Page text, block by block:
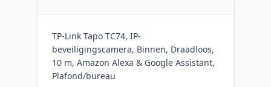
TP-Link Tapo TC74, IP-
beveiligingscamera, Binnen, Draadloos,
10 m, Amazon Alexa & Google Assistant,
Plafond/bureau